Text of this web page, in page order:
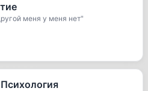
меня у меня нет"